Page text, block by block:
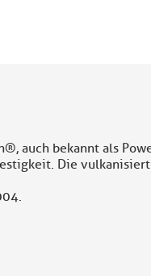
auch bekannt als
Die